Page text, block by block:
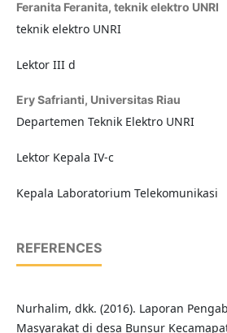
Feranita Feranita, teknik elektro UNRI
teknik elektro UNRI
Lektor III d
Ery Safrianti, Universitas Riau
Departemen Teknik Elektro UNRI
Lektor Kepala IV-c
Kepala Laboratorium Telekomunikasi
REFERENCES
Nurhalim, dkk. (2016). Laporan
Masyarakat di desa Bunsur